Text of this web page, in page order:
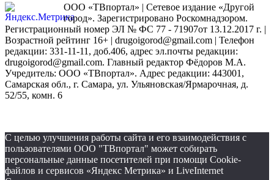
ООО «ТВпортал» | Сетевое издание «Другой
город». Зарегистрировано Роскомнадзором.
Регистрационный номер ЭЛ № ФС 77 - 71907от 13.12.2017 г. |
Возрастной рейтинг 16+ | drugoigorod@gmail.com | Телефон
редакции: 331-11-11, доб.406, адрес эл.почты редакции:
drugoigorod@gmail.com. Главный редактор Фёдоров М.А.
Учредитель: ООО «ТВпортал». Адрес редакции: 443001,
Самарская обл., г. Самара, ул. Ульяновская/Ярмарочная, д.
52/55, комн. 6
С целью улучшения работы сайта и его взаимодействия с
пользователями ООО "ТВпортал" может собирать
персональные данные посетителей при помощи Cookie-
файлов и сервисов «Яндекс Метрика» и LiveInternet